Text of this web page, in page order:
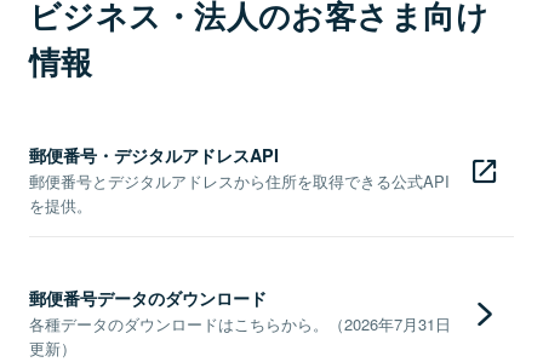
ビジネス・法人のお客さま向け
情報
郵便番号・デジタルアドレスAPI
郵便番号とデジタルアドレスから住所を取得できる公式API
を提供。
郵便番号データのダウンロード
各種データのダウンロードはこちらから。（2026年7月31日
更新）